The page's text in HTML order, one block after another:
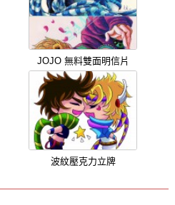
JOJO 無料雙面明信片
波紋壓克力立牌